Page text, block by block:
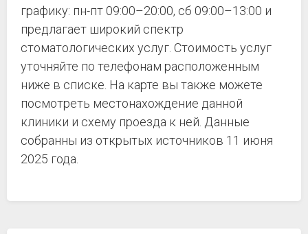
графику: пн-пт 09:00–20:00, сб 09:00–13:00 и
предлагает широкий спектр
стоматологических услуг. Стоимость услуг
уточняйте по телефонам расположенным
ниже в списке. На карте вы также можете
посмотреть местонахождение данной
клиники и схему проезда к ней. Данные
собранны из открытых источников 11 июня
2025 года.